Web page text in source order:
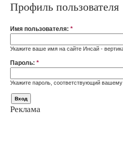
Профиль пользователя
Имя пользователя: *
Укажите ваше имя на сайте Инсай -
Пароль: *
Укажите пароль, соответствующий вашему
Реклама